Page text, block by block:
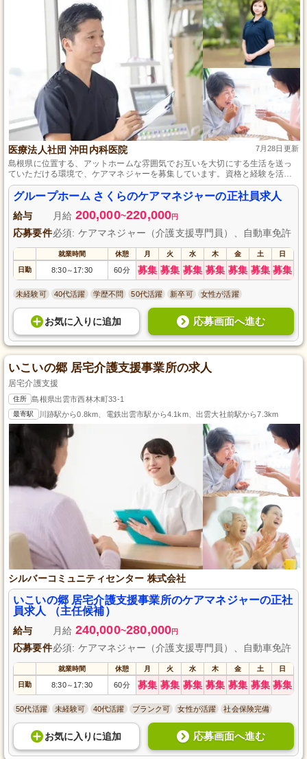
医療法人社団 沖田内科医院 7月28日更新
島根県に位置する、アットホームな雰囲気でお互いを大切にする生活を送っ
ていただける環境で、ケアマネジャーを募集しています。資格と経験を活か
して、多様な業務に対応し、ご利用者さまのサポートを行いながら、メリハ
リある勤務体系で個人の成長も実現できる職場です。
グループホーム さくらのケアマネジャーの正社員求人
給与 月給 200,000~220,000円
応募要件必須: ケアマネジャー（介護支援専門員）、自動車免許
就業時間 休憩 月 火 水 木 金 土 日
日勤 8:30～ 17:30 60分 募集 募集 募集 募集 募集 募集 募集
未経験可 40代活躍 学歴不問 50代活躍 新卒可 女性が活躍
お気に入り に追加 応募画面へ進む
いこいの郷 居宅介護支援事業所の求人
居宅介護支援
住所 島根県出雲市西林木町33-1
最寄駅 川跡駅から0.8km、電鉄出雲市駅から4.1km、出雲大社前駅から7.3km
シルバーコミュニティセンター 株式会社
いこいの郷 居宅介護支援事業所のケアマネジャーの正社
員求人 （主任候補）
給与 月給 240,000~280,000円
応募要件必須: ケアマネジャー（介護支援専門員）、自動車免許
就業時間 休憩 月 火 水 木 金 土 日
日勤 8:30～ 17:30 60分 募集 募集 募集 募集 募集 募集 募集
50代活躍 未経験可 40代活躍 ブランク可 女性が活躍 社会保険完備
お気に入り に追加 応募画面へ進む